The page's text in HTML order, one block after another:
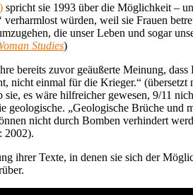
spricht sie 1993 über die Möglichkeit –
würden, weil sie Frauen
die unser Leben und sogar
Studies)
bereits zuvor geäußerte Meinung,
nicht einmal für die Krieger.“ (übersetzt
es wäre hilfreicher gewesen, 9/11
„Geologische Brüche und
nicht durch Bomben verhindert
2002).
ihrer Texte, in denen sie sich der